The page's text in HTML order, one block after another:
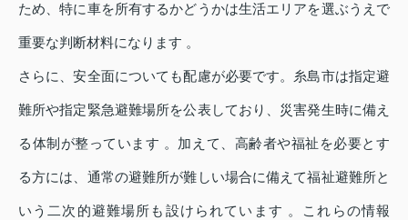
ため、特に車を所有するかどうかは生活エリアを選ぶうえで
重要な判断材料になります 。
さらに、安全面についても配慮が必要です。糸島市は指定避
難所や指定緊急避難場所を公表しており、災害発生時に備え
る体制が整っています 。加えて、高齢者や福祉を必要とす
る方には、通常の避難所が難しい場合に備えて福祉避難所と
いう二次的避難場所も設けられています 。これらの情報